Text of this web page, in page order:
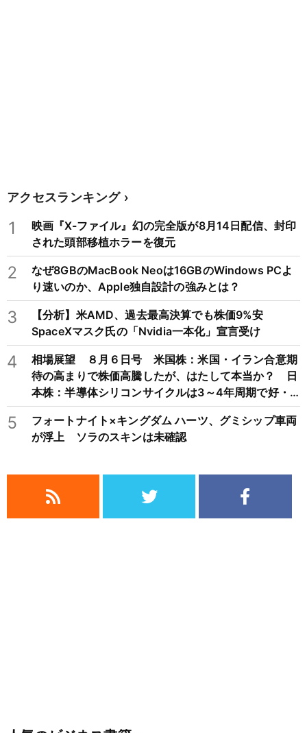
アクセスランキング
1
映画『X-ファイル』幻の完全版が8月14日配信、封印
された頭部移植ホラーを復元
2
なぜ8GBのMacBook Neoは16GBのWindows PCよ
り速いのか、Apple独自設計の強みとは？
3
【分析】米AMD、過去最高決算でも株価9%安
SpaceXマスク氏の「Nvidia一本化」宣言受け
4
相場展望 ８月６日号 米国株：米国・イラン合意期
待の高まりで株価高騰したが、はたして本当か？ 日
本株：半導体シリコンサイクルは3～4年周期で好・
不況を繰り返すため注意
5
フォートナイト×キングダム ハーツ、グミシップ車両
が浮上 ソラのスキンは未確認